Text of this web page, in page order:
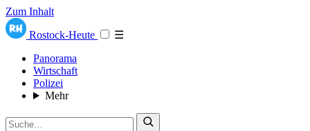
Zum Inhalt
Rostock-Heute
☰
Panorama
Wirtschaft
Polizei
Mehr